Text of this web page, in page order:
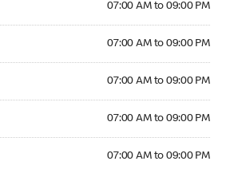
07:00 AM to 09:00 PM
07:00 AM to 09:00 PM
07:00 AM to 09:00 PM
07:00 AM to 09:00 PM
07:00 AM to 09:00 PM